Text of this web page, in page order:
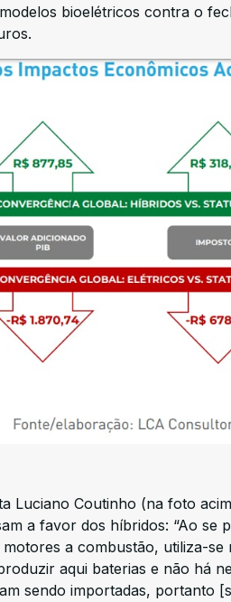
bioelétricos contra o
Luciano Coutinho (na foto
a favor dos híbridos: “Ao se
a combustão, utiliza-se
aqui baterias e não há
sendo importadas, portanto